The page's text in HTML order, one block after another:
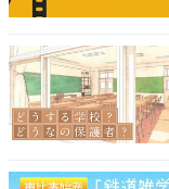
み会に絶対いて欲
が多く、きっと飲
性）」「長時間で
コメントが寄せら
お酒が入るとます